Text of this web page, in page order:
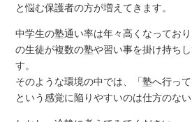
と悩む保護者の方が増えてきます。
中学生の塾通い率は年々高くなってお
の生徒が複数の塾や習い事を掛け持ち
す。
そのような環境の中では、「塾へ行っ
という感覚に陥りやすいのは仕方のな